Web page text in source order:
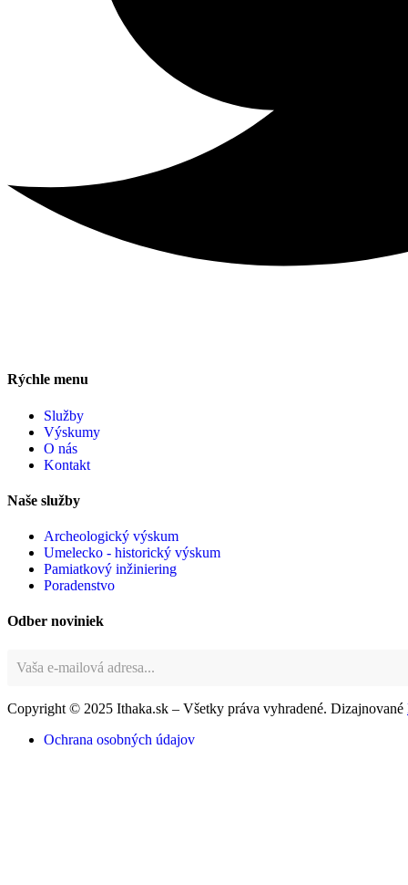
Rýchle menu
Služby
Výskumy
O nás
Kontakt
Naše služby
Archeologický výskum
Umelecko - historický výskum
Pamiatkový inžiniering
Poradenstvo
Odber noviniek
Copyright © 2025 Ithaka.sk – Všetky práva vyhradené. Dizajnované
Ochrana osobných údajov